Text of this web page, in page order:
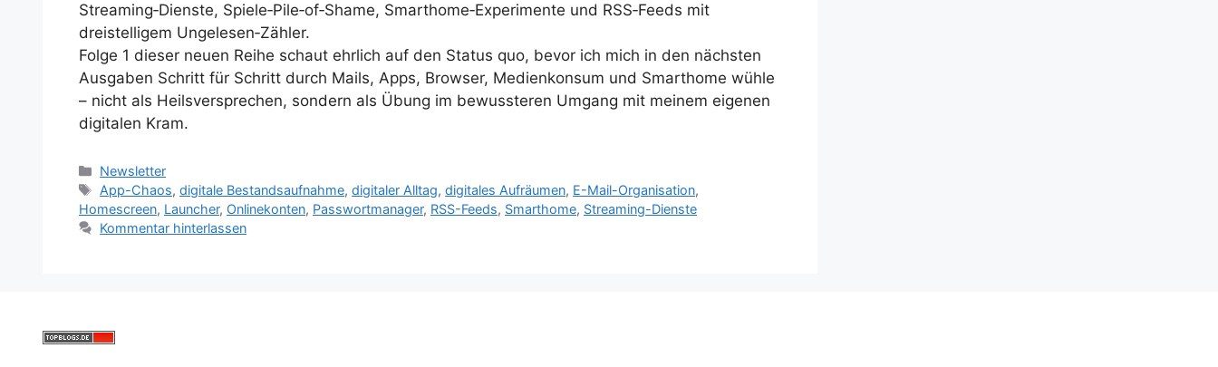
Streaming‑Dienste, Spiele‑Pile‑of‑Shame, Smarthome‑Experimente und RSS‑Feeds mit
dreistelligem Ungelesen‑Zähler.
Folge 1 dieser neuen Reihe schaut ehrlich auf den Status quo, bevor ich mich in den nächsten
Ausgaben Schritt für Schritt durch Mails, Apps, Browser, Medienkonsum und Smarthome wühle
– nicht als Heilsversprechen, sondern als Übung im bewussteren Umgang mit meinem eigenen
digitalen Kram.
Kategorien
Newsletter
Schlagwörter
App-Chaos,digitale Bestandsaufnahme,digitaler Alltag,digitales Aufräumen, E-Mail-Organisation,
Homescreen, Launcher, Onlinekonten, Passwortmanager, RSS-Feeds, Smarthome, Streaming-Dienste
Kommentar hinterlassen